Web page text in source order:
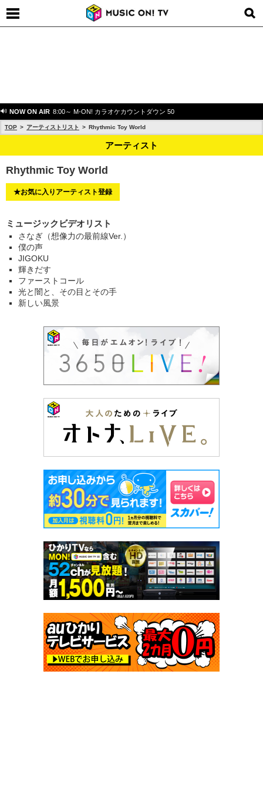
NOW ON AIR 8:00～ M-ON! カラオケカウントダウン 50
TOP アーティストリスト Rhythmic Toy World
アーティスト
Rhythmic Toy World
★お気に入りアーティスト登録
ミュージックビデオリスト
さなぎ（想像力の最前線Ver.）
僕の声
JIGOKU
輝きだす
ファーストコール
光と闇と、その目とその手
新しい風景